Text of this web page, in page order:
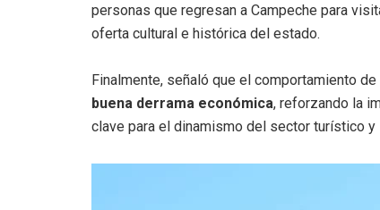
personas que regresan a Campeche para
oferta cultural e histórica del estado.
Finalmente, señaló que el comportamiento de
buena derrama económica, reforzando la
clave para el dinamismo del sector turístico y